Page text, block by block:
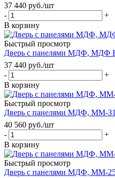
37 440 руб./шт
-
+
В корзину
Быстрый просмотр
Дверь с панелями МДФ, МДФ
37 440 руб./шт
-
+
В корзину
Быстрый просмотр
Дверь с панелями МДФ, ММ-31
40 560 руб./шт
-
+
В корзину
Быстрый просмотр
Дверь с панелями МДФ, ММ-